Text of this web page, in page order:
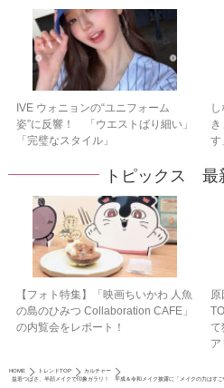
IVE ウォニョンの“ユニフォーム
姿”に反響！ 「ウエストばり細い」
「完璧なスタイル」
す
トピックス 最
【フォト特集】「映画ちいかわ 人魚
の島のひみつ Collaboration CAFE」
の内覧会をレポート！
て
ア
HOME トレンドTOP
カルチャー
益若つばさ、半顔メイクで印象ガラリ！ 平成＆令和メイク披露に「メイクの力はすご